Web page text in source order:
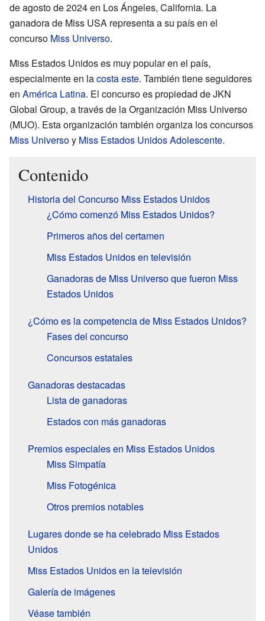
de agosto de 2024 en Los Ángeles, California. La
ganadora de Miss USA representa a su país en el
concurso Miss Universo.
Miss Estados Unidos es muy popular en el país,
especialmente en lacosta este. También tiene seguidores
en América Latina. El concurso es propiedad de JKN
Global Group, a través de la Organización Miss Universo
(MUO). Esta organización también organiza los concursos
Miss Universoy Miss Estados Unidos Adolescente.
Contenido
Historia del Concurso Miss Estados Unidos
¿Cómo comenzó Miss Estados Unidos?
Primeros años del certamen
Miss Estados Unidos en televisión
Ganadoras de Miss Universo que fueron Miss
Estados Unidos
¿Cómo es la competencia de Miss Estados Unidos?
Fases del concurso
Concursos estatales
Ganadoras destacadas
Lista de ganadoras
Estados con más ganadoras
Premios especiales en Miss Estados Unidos
Miss Simpatía
Miss Fotogénica
Otros premios notables
Lugares donde se ha celebrado Miss Estados
Unidos
Miss Estados Unidos en la televisión
Galería de imágenes
Véase también